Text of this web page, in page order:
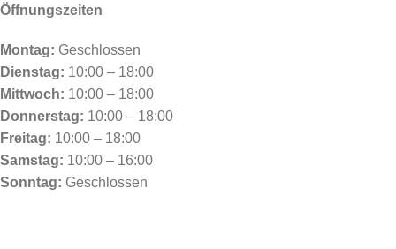
Öffnungszeiten
Montag: Geschlossen
Dienstag: 10:00 – 18:00
Mittwoch: 10:00 – 18:00
Donnerstag: 10:00 – 18:00
Freitag: 10:00 – 18:00
Samstag: 10:00 – 16:00
Sonntag: Geschlossen